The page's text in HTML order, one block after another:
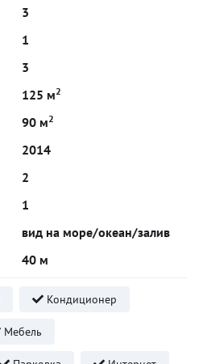
3
1
3
125 м2
90 м2
2014
2
1
вид на море/океан/залив
40 м
Кондиционер
Мебель